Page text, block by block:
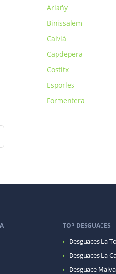
Ariañy
Binissalem
Calvià
Capdepera
Costitx
Esporles
Formentera
TOP DESGUACES
Desguaces La
Desguaces La
Desguace